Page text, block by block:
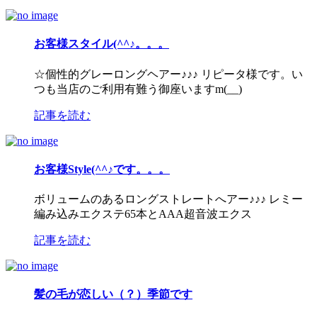
お客様スタイル(^^♪。。。
☆個性的グレーロングヘアー♪♪♪ リピータ様です。い
つも当店のご利用有難う御座いますm(__)
記事を読む
お客様Style(^^♪です。。。
ボリュームのあるロングストレートへアー♪♪♪ レミー
編み込みエクステ65本とAAA超音波エクス
記事を読む
髪の毛が恋しい（？）季節です